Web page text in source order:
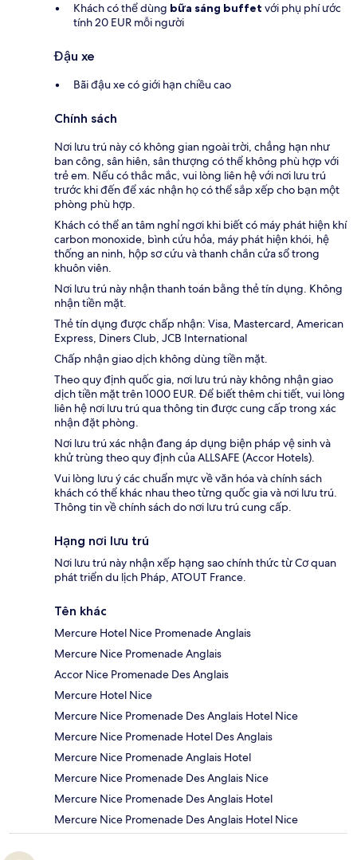
Khách có thể dùng bữa sáng buffet với phụ phí ước
tính 20 EUR mỗi người
Đậu xe
Bãi đậu xe có giới hạn chiều cao
Chính sách
Nơi lưu trú này có không gian ngoài trời, chẳng hạn như
ban công, sân hiên, sân thượng có thể không phù hợp với
trẻ em. Nếu có thắc mắc, vui lòng liên hệ với nơi lưu trú
trước khi đến để xác nhận họ có thể sắp xếp cho bạn một
phòng phù hợp.
Khách có thể an tâm nghỉ ngơi khi biết có máy phát hiện khí
carbon monoxide, bình cứu hỏa, máy phát hiện khói, hệ
thống an ninh, hộp sơ cứu và thanh chắn cửa sổ trong
khuôn viên.
Nơi lưu trú này nhận thanh toán bằng thẻ tín dụng. Không
nhận tiền mặt.
Thẻ tín dụng được chấp nhận: Visa, Mastercard, American
Express, Diners Club, JCB International
Chấp nhận giao dịch không dùng tiền mặt.
Theo quy định quốc gia, nơi lưu trú này không nhận giao
dịch tiền mặt trên 1000 EUR. Để biết thêm chi tiết, vui lòng
liên hệ nơi lưu trú qua thông tin được cung cấp trong xác
nhận đặt phòng.
Nơi lưu trú xác nhận đang áp dụng biện pháp vệ sinh và
khử trùng theo quy định của ALLSAFE (Accor Hotels).
Vui lòng lưu ý các chuẩn mực về văn hóa và chính sách
khách có thể khác nhau theo từng quốc gia và nơi lưu trú.
Thông tin về chính sách do nơi lưu trú cung cấp.
Hạng nơi lưu trú
Nơi lưu trú này nhận xếp hạng sao chính thức từ Cơ quan
phát triển du lịch Pháp, ATOUT France.
Tên khác
Mercure Hotel Nice Promenade Anglais
Mercure Nice Promenade Anglais
Accor Nice Promenade Des Anglais
Mercure Hotel Nice
Mercure Nice Promenade Des Anglais Hotel Nice
Mercure Nice Promenade Hotel Des Anglais
Mercure Nice Promenade Anglais Hotel
Mercure Nice Promenade Des Anglais Nice
Mercure Nice Promenade Des Anglais Hotel
Mercure Nice Promenade Des Anglais Hotel Nice